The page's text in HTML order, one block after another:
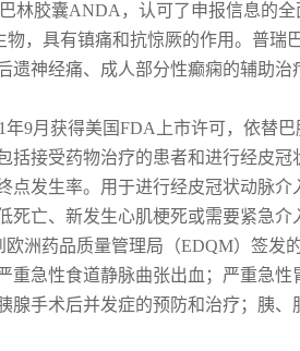
林胶囊ANDA，认可了申报信息的
，具有镇痛和抗惊厥的作用。普瑞
遗神经痛、成人部分性癫痫的辅助治
年9月获得美国FDA上市许可，依替
括接受药物治疗的患者和进行经皮冠
点发生率。用于进行经皮冠状动脉介
亡、新发生心肌梗死或需要紧急介
洲药品质量管理局（EDQM）签发
重急性食道静脉曲张出血；严重急性
腺手术后并发症的预防和治疗；胰、